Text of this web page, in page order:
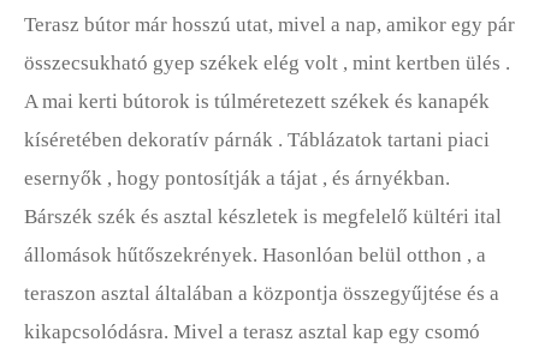
Fűnyírók
Gyep Ültetés
Gyep Eszközök
Kártevők, Gyomok és Problémák
Sziklakert
Terasz bútor már hosszú utat, mivel a nap, amikor egy pár
összecsukható gyep székek elég volt , mint kertben ülés .
A mai kerti bútorok is túlméretezett székek és kanapék
kíséretében dekoratív párnák . Táblázatok tartani piaci
esernyők , hogy pontosítják a tájat , és árnyékban.
Bárszék szék és asztal készletek is megfelelő kültéri ital
állomások hűtőszekrények. Hasonlóan belül otthon , a
teraszon asztal általában a központja összegyűjtése és a
kikapcsolódásra. Mivel a terasz asztal kap egy csomó